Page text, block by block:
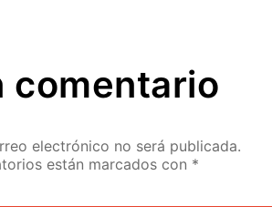
comentario
electrónico no será publicada.
están marcados con *